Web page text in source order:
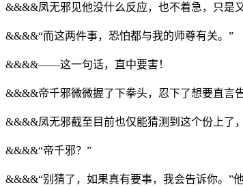
&&&&凤无邪见他没什么反应，也不着急，只是
&&&&“而这两件事，恐怕都与我的师尊有关。”
&&&&——这一句话，直中要害！
&&&&帝千邪微微握了下拳头，忍下了想要直言
&&&&凤无邪截至目前也仅能猜测到这个份上了
&&&&“帝千邪？”
&&&&“别猜了，如果真有要事，我会告诉你。”他